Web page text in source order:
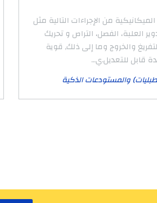
من الإجراءات التالية مثل
العلبة، الفصل، التراص و تحريك
والخروج وما إلى ذلك, قوية
قابل للتعديل.ي...
والمستودعات الذكية